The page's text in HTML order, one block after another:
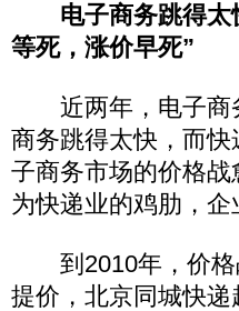
电子商务跳得
等死，涨价早死”
近两年，电子商
商务跳得太快，而
子商务市场的价格
为快递业的鸡肋，企
到2010年，价格
提价，北京同城快